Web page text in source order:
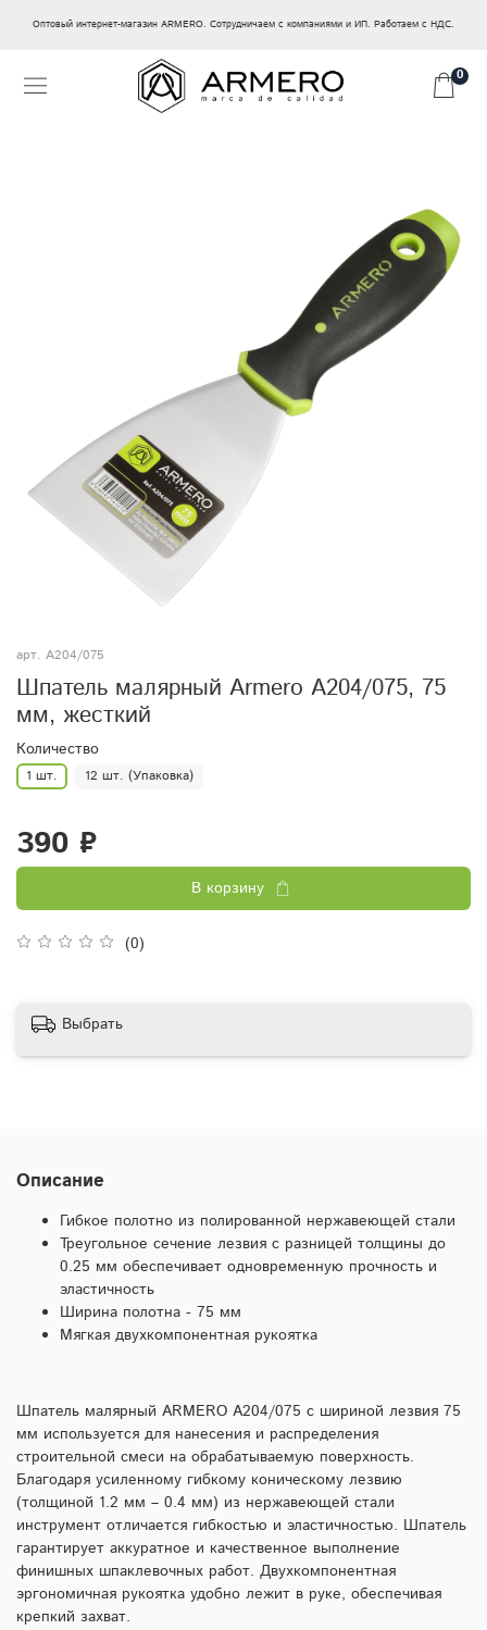
Оптовый интернет-магазин ARMERO. Сотрудничаем с компаниями и ИП. Работаем с НДС.
0
арт. A204/075
Шпатель малярный Armero A204/075, 75
мм, жесткий
(0)
Количество
1 шт. 12 шт. (Упаковка)
390 ₽
В корзину
Выбрать
Описание
Гибкое полотно из полированной нержавеющей стали
Треугольное сечение лезвия с разницей толщины до
0.25 мм обеспечивает одновременную прочность и
эластичность
Ширина полотна - 75 мм
Мягкая двухкомпонентная рукоятка
Шпатель малярный ARMERO A204/075 с шириной лезвия 75
мм используется для нанесения и распределения
строительной смеси на обрабатываемую поверхность.
Благодаря усиленному гибкому коническому лезвию
(толщиной 1.2 мм – 0.4 мм) из нержавеющей стали
инструмент отличается гибкостью и эластичностью. Шпатель
гарантирует аккуратное и качественное выполнение
финишных шпаклевочных работ. Двухкомпонентная
эргономичная рукоятка удобно лежит в руке, обеспечивая
крепкий захват.